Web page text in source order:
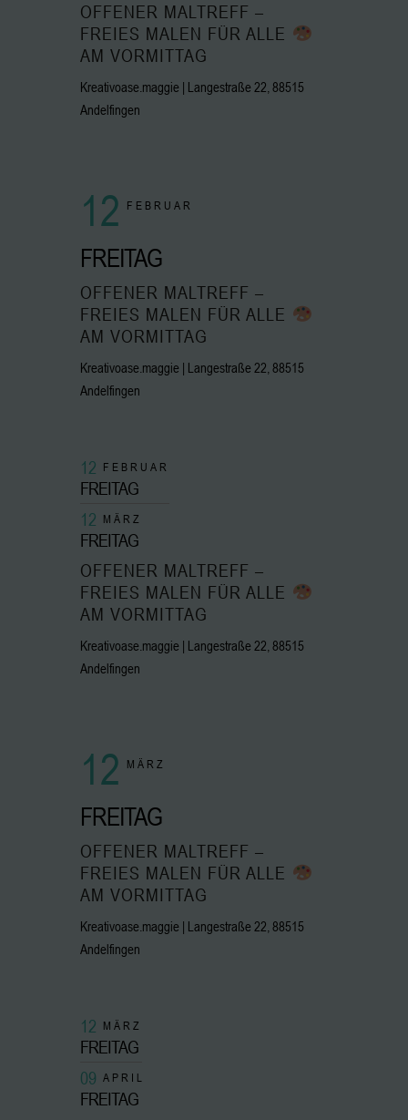
OFFENER MALTREFF –
FREIES MALEN FÜR ALLE
AM VORMITTAG
Kreativoase.maggie | Langestraße 22, 88515
Andelfingen
12 FEBRUAR
FREITAG
OFFENER MALTREFF –
FREIES MALEN FÜR ALLE
AM VORMITTAG
Kreativoase.maggie | Langestraße 22, 88515
Andelfingen
12 FEBRUAR
FREITAG
12 MÄRZ
FREITAG
OFFENER MALTREFF –
FREIES MALEN FÜR ALLE
AM VORMITTAG
Kreativoase.maggie | Langestraße 22, 88515
Andelfingen
12 MÄRZ
FREITAG
OFFENER MALTREFF –
FREIES MALEN FÜR ALLE
AM VORMITTAG
Kreativoase.maggie | Langestraße 22, 88515
Andelfingen
12 MÄRZ
FREITAG
09 APRIL
FREITAG